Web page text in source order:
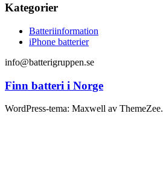
Kategorier
Batteriinformation
iPhone batterier
info@batterigruppen.se
Finn batteri i Norge
WordPress-tema: Maxwell av ThemeZee.